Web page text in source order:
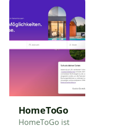
HomeToGo
HomeToGo ist